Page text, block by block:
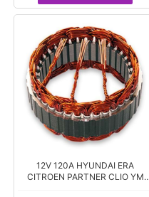
12V 120A HYUNDAI ERA
CITROEN PARTNER CLIO YM